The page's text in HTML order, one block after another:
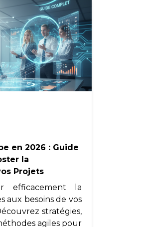
en 2026 : Guide
la
Projets
efficacement la
aux besoins de vos
stratégies,
agiles pour